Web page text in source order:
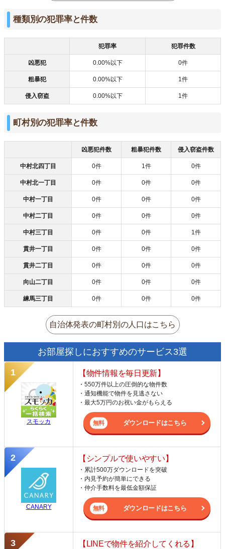
種類別の犯罪率と件数
犯罪率 犯罪件数
凶悪犯 0.00%以下 0件
粗暴犯 0.00%以下 1件
侵入窃盗 0.00%以下 1件
町村別の犯罪率と件数
凶悪犯件数 粗暴犯件数 侵入窃盗件数
中村北四丁目 0件 1件 0件
中村北一丁目 0件 0件 0件
中村一丁目 0件 0件 0件
中村二丁目 0件 0件 0件
中村三丁目 0件 0件 1件
貫井一丁目 0件 0件 0件
貫井二丁目 0件 0件 0件
向山二丁目 0件 0件 0件
練馬三丁目 0件 0件 0件
自治体発表の町村別の人口はこちら
お部屋探しにおすすめのサービス3選
スモッカ
【物件情報を毎日更新】
・550万件以上の圧倒的な物件数
・通知機能で物件を見逃さない
・最大5万円のお祝い金がもらえる
ダウンロードはこちら
CANARY
【シンプルで使いやすい】
・累計500万ダウンロードを突破
・内見予約が簡単にできる
・仲介手数料を最低金額保証
ダウンロードはこちら
【LINEで物件を紹介してくれる】